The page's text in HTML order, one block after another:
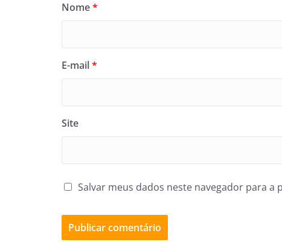
Nome*
E-mail*
Site
Salvar meus dados neste navegador para a